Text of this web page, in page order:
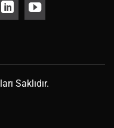
Saklıdır.